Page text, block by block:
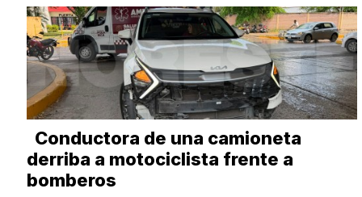
Conductora de una camioneta
derriba a motociclista frente a
bomberos